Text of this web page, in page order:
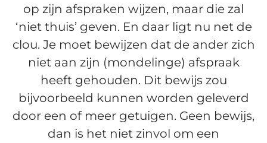
op zijn afspraken wijzen, maar die zal
‘niet thuis’ geven. En daar ligt nu net de
clou. Je moet bewijzen dat de ander zich
niet aan zijn (mondelinge) afspraak
heeft gehouden. Dit bewijs zou
bijvoorbeeld kunnen worden geleverd
door een of meer getuigen. Geen bewijs,
dan is het niet zinvol om een